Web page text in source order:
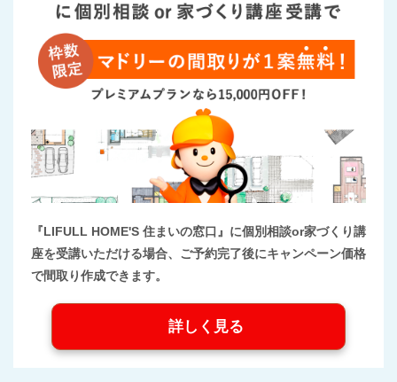
『LIFULL HOME'S 住まいの窓口』に個別相談or家づくり講
座を受講いただける場合、ご予約完了後にキャンペーン価格
で間取り作成できます。
詳しく見る